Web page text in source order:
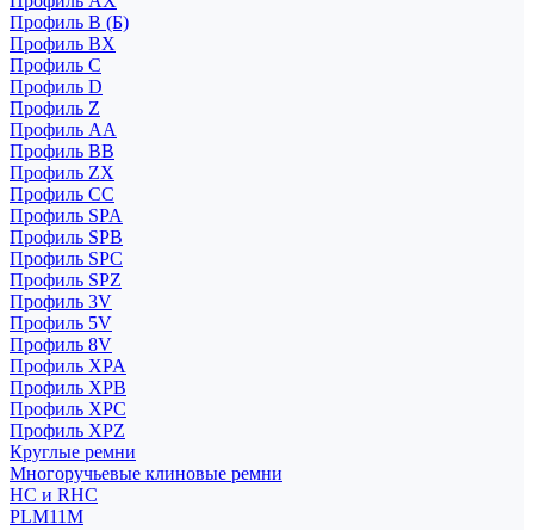
Профиль B (Б)
Профиль BX
Профиль C
Профиль D
Профиль Z
Профиль АА
Профиль BB
Профиль ZX
Профиль CC
Профиль SPA
Профиль SPB
Профиль SPC
Профиль SPZ
Профиль 3V
Профиль 5V
Профиль 8V
Профиль XPA
Профиль XPB
Профиль XPC
Профиль XPZ
Круглые ремни
Многоручьевые клиновые ремни
HC и RHC
PLM11M